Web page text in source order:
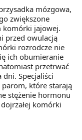
nie są niezbędne
jednak wiązało
mózgowa,
zwiększone
komórki jajowej.
przed owulacją
rozrodcze nie
ich obumieranie
przetrwać
Specjaliści
które starają
stężenie hormonu
komórki